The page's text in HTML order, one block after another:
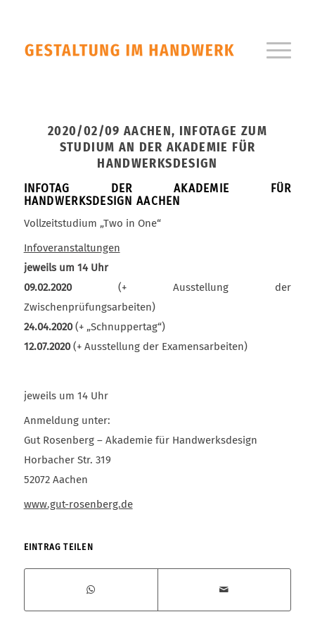
2020/02/09 AACHEN, INFOTAGE ZUM
STUDIUM AN DER AKADEMIE FÜR
HANDWERKSDESIGN
INFOTAG DER AKADEMIE FÜR
HANDWERKSDESIGN AACHEN
Vollzeitstudium „Two in One“
Infoveranstaltungen
jeweils um 14 Uhr
09.02.2020 (+ Ausstellung der
Zwischenprüfungsarbeiten)
24.04.2020(+ „Schnuppertag“)
12.07.2020(+ Ausstellung der Examensarbeiten)
jeweils um 14 Uhr
Anmeldung unter:
Gut Rosenberg – Akademie für Handwerksdesign
Horbacher Str. 319
52072 Aachen
www.gut-rosenberg.de
EINTRAG TEILEN